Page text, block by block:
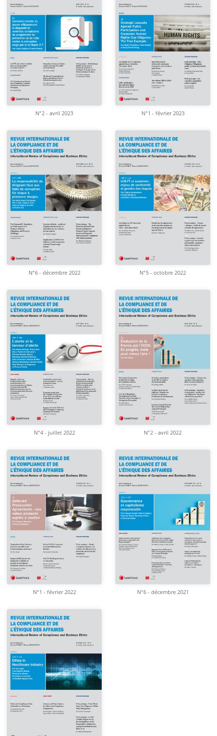
N°2 - avril 2023 N°1 - février 2023
N°6 - décembre 2022 N°5 - octobre 2022
N°4 - juillet 2022 N°2 - avril 2022
N°1 - février 2022 N°6 - décembre 2021